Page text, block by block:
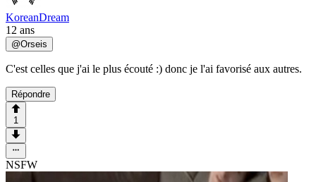
KoreanDream
12 ans
@Orseis
C'est celles que j'ai le plus écouté :) donc je l'ai favorisé aux autres.
Répondre
1
NSFW